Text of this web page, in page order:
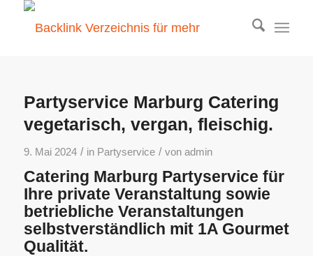
Partyservice Marburg Catering
vegetarisch, vergan, fleischig.
9. Mai 2024 / in Partyservice / von admin
Catering Marburg Partyservice für
Ihre private Veranstaltung sowie
betriebliche Veranstaltungen
selbstverständlich mit 1A Gourmet
Qualität.